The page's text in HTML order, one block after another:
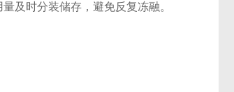
及时分装储存，避免反复冻融。